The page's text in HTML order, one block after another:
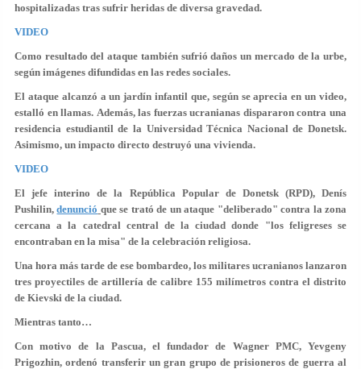
hospitalizadas tras sufrir heridas de diversa gravedad.
VIDEO
Como resultado del ataque también sufrió daños un mercado de la urbe,
según imágenes difundidas en las redes sociales.
El ataque alcanzó a un jardín infantil que, según se aprecia en un video,
estalló en llamas. Además, las fuerzas ucranianas dispararon contra una
residencia estudiantil de la Universidad Técnica Nacional de Donetsk.
Asimismo, un impacto directo destruyó una vivienda.
VIDEO
El jefe interino de la República Popular de Donetsk (RPD), Denís
Pushilin,denunció que se trató de un ataque "deliberado" contra la zona
cercana a la catedral central de la ciudad donde "los feligreses se
encontraban en la misa" de la celebración religiosa.
Una hora más tarde de ese bombardeo, los militares ucranianos lanzaron
tres proyectiles de artillería de calibre 155 milímetros contra el distrito
de Kievski de la ciudad.
Mientras tanto…
Con motivo de la Pascua, el fundador de Wagner PMC, Yevgeny
Prigozhin, ordenó transferir un gran grupo de prisioneros de guerra al